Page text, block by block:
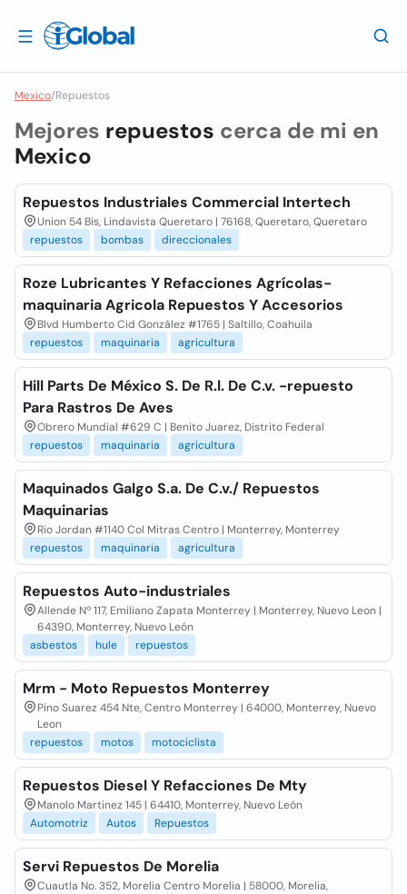
Mexico/Repuestos
Mejores repuestos cerca de mi en
Mexico
Repuestos Industriales Commercial Intertech
Union 54 Bis, Lindavista Queretaro | 76168, Queretaro, Queretaro
repuestos
bombas direccionales
Roze Lubricantes Y Refacciones Agrícolas-
maquinaria Agricola Repuestos Y Accesorios
Blvd Humberto Cid González #1765 | Saltillo, Coahuila
repuestos
maquinaria agricultura
Hill Parts De México S. De R.l. De C.v. -repuesto
Para Rastros De Aves
Obrero Mundial #629 C | Benito Juarez, Distrito Federal
repuestos
maquinaria agricultura
Maquinados Galgo S.a. De C.v./ Repuestos
Maquinarias
Rio Jordan #1140 Col Mitras Centro | Monterrey, Monterrey
repuestos
maquinaria agricultura
Repuestos Auto-industriales
Allende Nº 117, Emiliano Zapata Monterrey | Monterrey, Nuevo Leon |
64390, Monterrey, Nuevo León
asbestos
hule repuestos
Mrm - Moto Repuestos Monterrey
Pino Suarez 454 Nte, Centro Monterrey | 64000, Monterrey, Nuevo
Leon
repuestos
motos motociclista
Repuestos Diesel Y Refacciones De Mty
Manolo Martinez 145 | 64410, Monterrey, Nuevo León
Automotriz
Autos Repuestos
Servi Repuestos De Morelia
Cuautla No. 352, Morelia Centro Morelia | 58000, Morelia,